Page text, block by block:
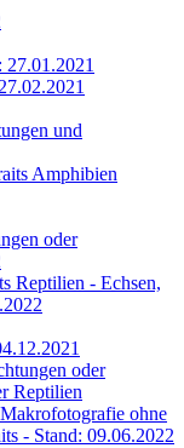
und
Amphibien
oder
Reptilien - Echsen,
oder
Reptilien
ohne
- Stand: 09.06.2022